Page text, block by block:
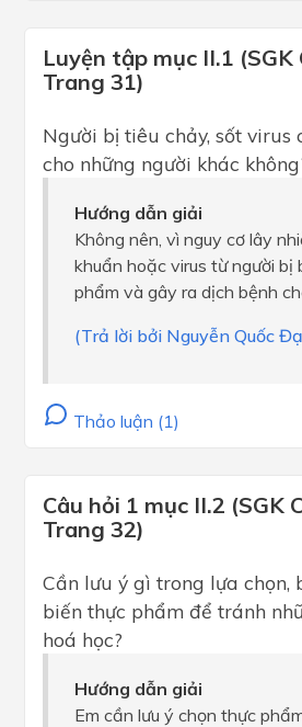
Luyện tập mục II.1 (SGK
Trang 31)
Người bị tiêu chảy, sốt virus
cho những người khác
Hướng dẫn giải
Không nên, vì nguy cơ lây
khuẩn hoặc virus từ người bị
phẩm và gây ra dịch bệnh
(Trả lời bởi Nguyễn Quốc
Thảo luận (1)
Câu hỏi 1 mục II.2 (SGK
Trang 32)
Cần lưu ý gì trong lựa chọn,
biến thực phẩm để tránh
hoá học?
Hướng dẫn giải
Em cần lưu ý chọn thực